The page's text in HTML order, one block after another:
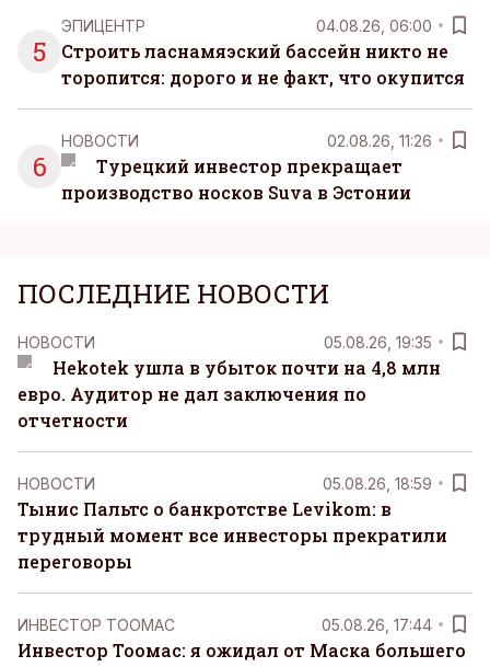
5
ЭПИЦЕНТР 04.08.26, 06:00
Строить ласнамяэский бассейн никто не
торопится: дорого и не факт, что окупится
6
НОВОСТИ 02.08.26, 11:26
Турецкий инвестор прекращает
производство носков Suva в Эстонии
ПОСЛЕДНИЕ НОВОСТИ
НОВОСТИ 05.08.26, 19:35
Hekotek ушла в убыток почти на 4,8 млн
евро. Аудитор не дал заключения по
отчетности
НОВОСТИ 05.08.26, 18:59
Тынис Пальтс о банкротстве Levikom: в
трудный момент все инвесторы прекратили
переговоры
ИНВЕСТОР ТООМАС 05.08.26, 17:44
Инвестор Тоомас: я ожидал от Маска большего